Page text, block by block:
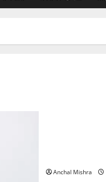
Anchal Mishra